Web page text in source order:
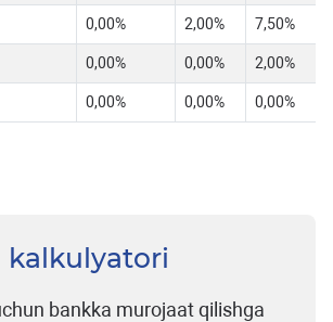
0,00% 2,00% 7,50%
0,00% 0,00% 2,00%
0,00% 0,00% 0,00%
kalkulyatori
bankka murojaat qilishga